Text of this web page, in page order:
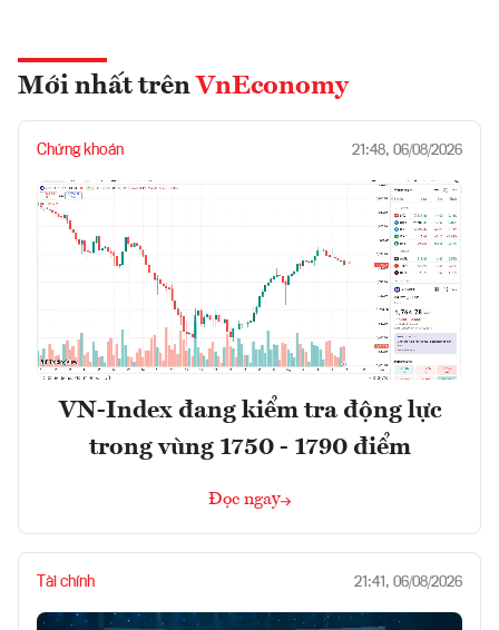
Mới nhất trên VnEconomy
Chứng khoán 21:48, 06/08/2026
VN-Index đang kiểm tra động lực
trong vùng 1750 - 1790 điểm
Đọc ngay
Tài chính 21:41, 06/08/2026